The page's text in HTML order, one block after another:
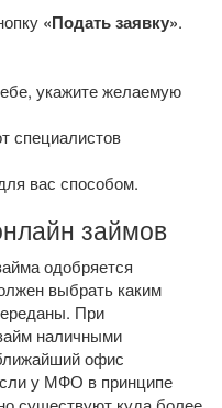
«Подать заявку».
укажите желаемую
специалистов
вас способом.
займов
одобряется
выбрать каким
При
наличными
офис
у МФО в принципе